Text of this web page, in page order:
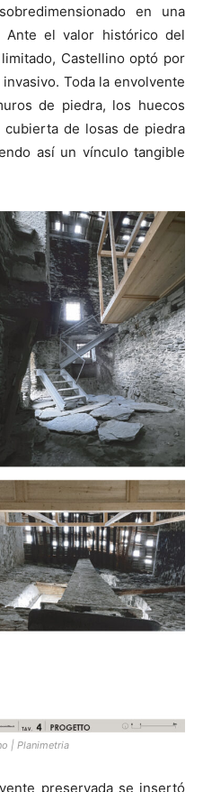
en una
Ante el valor histórico del
Castellino optó por
Toda la envolvente
de piedra, los huecos
de losas de piedra
así un vínculo tangible
| Planimetria
preservada se insertó